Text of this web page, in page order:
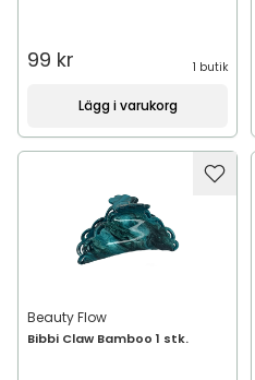
99 kr 1 butik
Lägg i varukorg
Beauty Flow
Bibbi Claw Bamboo 1 stk.